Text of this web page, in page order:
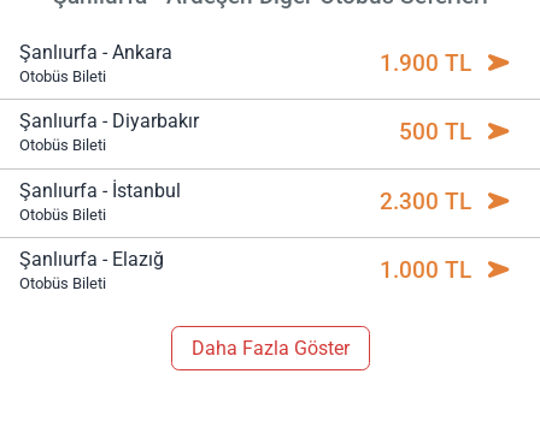
Şanlıurfa - Ankara
Otobüs Bileti 1.900 TL
Şanlıurfa - Diyarbakır
Otobüs Bileti 500 TL
Şanlıurfa - İstanbul
Otobüs Bileti 2.300 TL
Şanlıurfa - Elazığ
Otobüs Bileti 1.000 TL
Daha Fazla Göster